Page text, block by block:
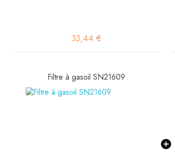
33,44 €
Filtre à gasoil SN21609